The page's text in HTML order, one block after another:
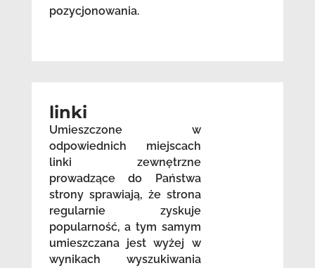
pozycjonowania.
linki
Umieszczone w
odpowiednich miejscach
linki zewnętrzne
prowadzące do Państwa
strony sprawiają, że strona
regularnie zyskuje
popularność, a tym samym
umieszczana jest wyżej w
wynikach wyszukiwania